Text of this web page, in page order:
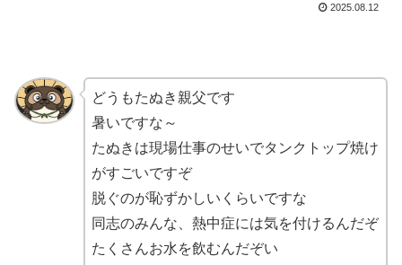
2025.08.12
どうもたぬき親父です
暑いですな～
たぬきは現場仕事のせいでタンクトップ焼け
がすごいですぞ
脱ぐのが恥ずかしいくらいですな
同志のみんな、熱中症には気を付けるんだぞ
たくさんお水を飲むんだぞい